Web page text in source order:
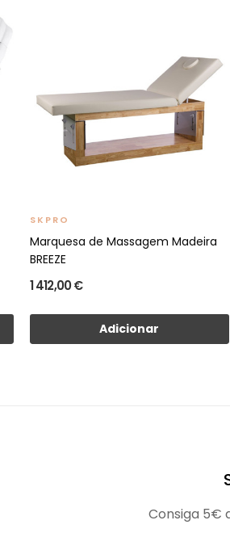
SKPRO
Marquesa de Massagem Madeira
BREEZE
1 412,00 €
Adicionar
Consiga 5€